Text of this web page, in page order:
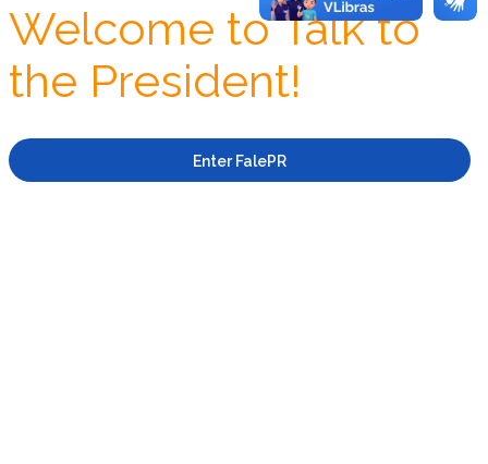
Welcome to Talk to
the President!
Enter FalePR